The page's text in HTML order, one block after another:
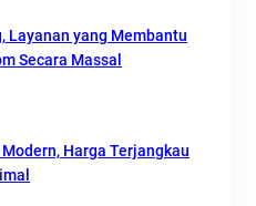
Layanan yang Membantu
Secara Massal
Harga Terjangkau